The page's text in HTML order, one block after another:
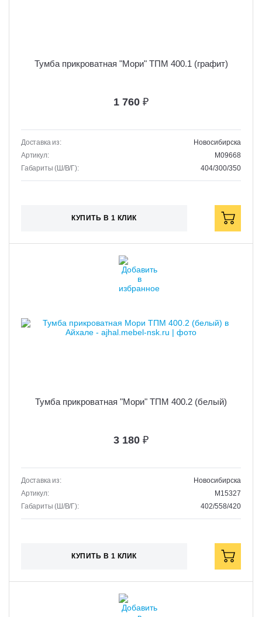
Тумба прикроватная "Мори" ТПМ 400.1 (графит)
1 760 ₽
Доставка из:
Новосибирска
Артикул:
M09668
Габариты (Ш/В/Г):
404/300/350
КУПИТЬ В 1 КЛИК
Тумба прикроватная "Мори" ТПМ 400.2 (белый)
3 180 ₽
Доставка из:
Новосибирска
Артикул:
M15327
Габариты (Ш/В/Г):
402/558/420
КУПИТЬ В 1 КЛИК